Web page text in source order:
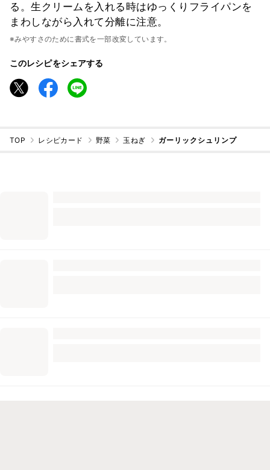
る。生クリームを入れる時はゆっくりフライパンを
まわしながら入れて分離に注意。
※みやすさのために書式を一部改変しています。
このレシピをシェアする
TOP レシピカード 野菜 玉ねぎ ガーリックシュリンプ